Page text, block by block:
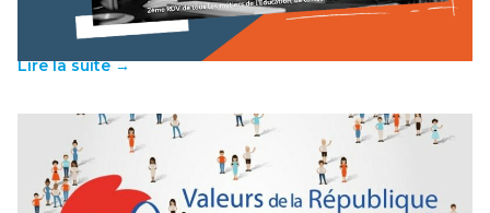
Marseille, de 9h30 à 16h30, l'UNSA Education organise une
Journée Des Métiers de l'Éducation sur le…
Lire la suite →